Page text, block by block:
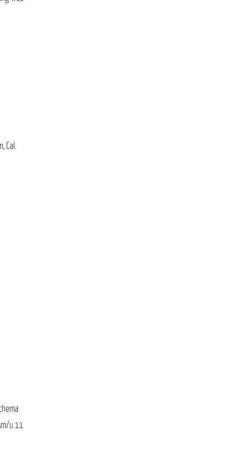
Cal.
u 11